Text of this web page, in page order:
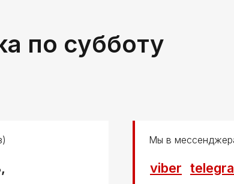
Мы в
viber
по субботу